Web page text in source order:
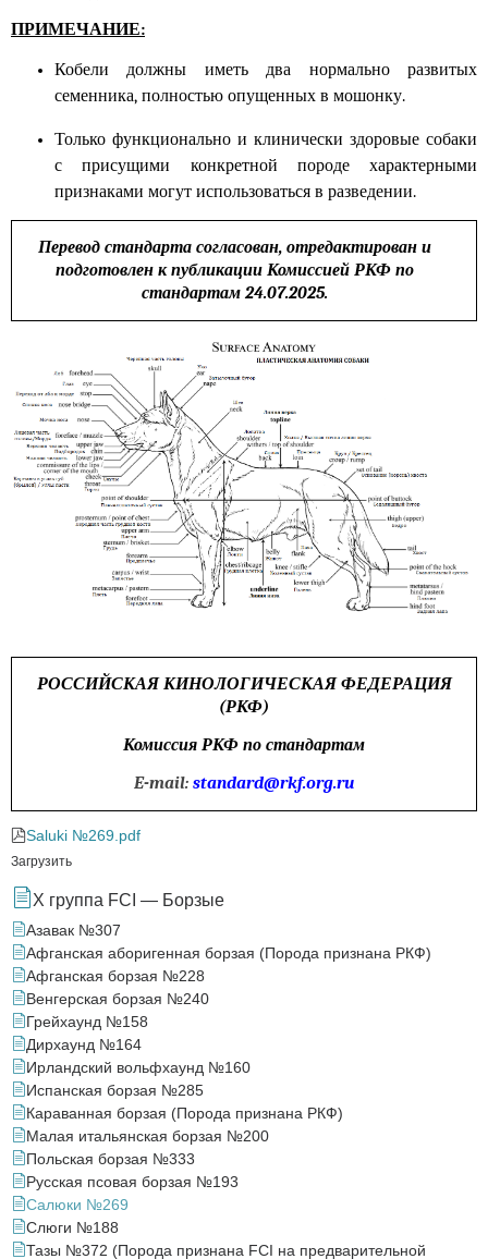
ПРИМЕЧАНИЕ:
Кобели должны иметь два нормально развитых
семенника, полностью опущенных в мошонку.
Только функционально и клинически здоровые собаки
с присущими конкретной породе характерными
признаками могут использоваться в разведении.
Перевод стандарта согласован, отредактирован и
подготовлен к публикации Комиссией РКФ по
стандартам 24.07.2025.
РОССИЙСКАЯ КИНОЛОГИЧЕСКАЯ ФЕДЕРАЦИЯ
(РКФ)
Комиссия РКФ по стандартам
E-mail: standard@rkf.org.ru
Saluki №269.pdf
Загрузить
X группа FCI — Борзые
Азавак №307
Афганская аборигенная борзая (Порода признана РКФ)
Афганская борзая №228
Венгерская борзая №240
Грейхаунд №158
Дирхаунд №164
Ирландский вольфхаунд №160
Испанская борзая №285
Караванная борзая (Порода признана РКФ)
Малая итальянская борзая №200
Польская борзая №333
Русская псовая борзая №193
Салюки №269
Слюги №188
Тазы №372 (Порода признана FCI на предварительной